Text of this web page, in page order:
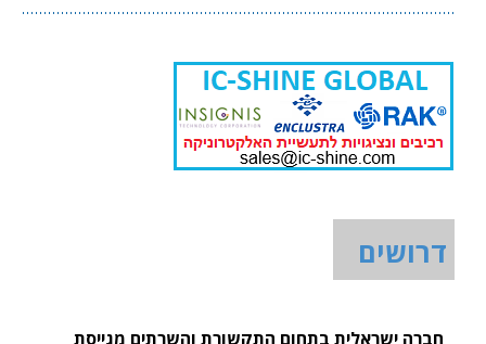
דרושים
חברה ישראלית בתחום התקשורת והשרתים מגייסת